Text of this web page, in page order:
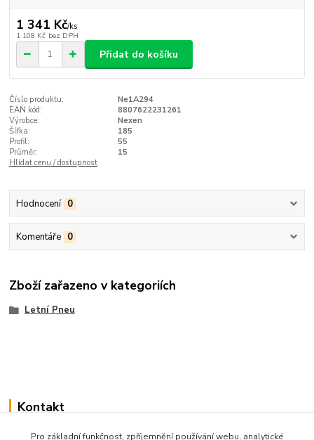
1 341 Kč/ks
1 108 Kč bez DPH
Přidat do košíku
Číslo produktu:
Ne1A294
EAN kód:
8807622231261
Výrobce:
Nexen
Šířka:
185
Profil:
55
Průměr:
15
Hlídat cenu / dostupnost
Hodnocení 0
Komentáře 0
Zboží zařazeno v kategoriích
Letní Pneu
Kontakt
Pro základní funkčnost, zpříjemnění používání webu, analytické